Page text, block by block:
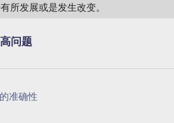
所发展或是发生改变。
问题
准确性